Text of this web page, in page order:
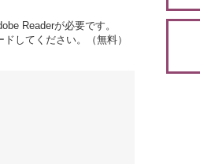
Readerが必要です。
してください。（無料）